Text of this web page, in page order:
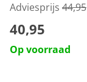
Adviesprijs 44,95
40,95
Op voorraad